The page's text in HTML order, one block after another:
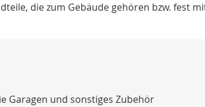
die zum Gebäude gehören bzw. fest
Garagen und sonstiges Zubehör